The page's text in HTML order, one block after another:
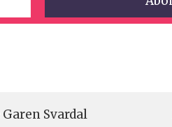
Garen Svardal